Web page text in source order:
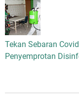
Tekan Sebaran
Penyemprotan